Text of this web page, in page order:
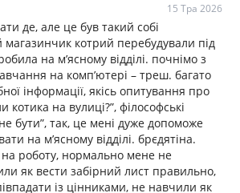
15 Тра 2026
де, але це був такий собі
котрий перебудували під
на м’ясному відділі. почнімо з
на комп’ютері – треш. багато
інформації, якісь опитування про
котика на вулиці?”, філософські
бути”, так, це мені дуже допоможе
на м’ясному відділі. брєдятіна.
роботу, нормально мене не
як вести забірний лист правильно,
із цінниками, не навчили як